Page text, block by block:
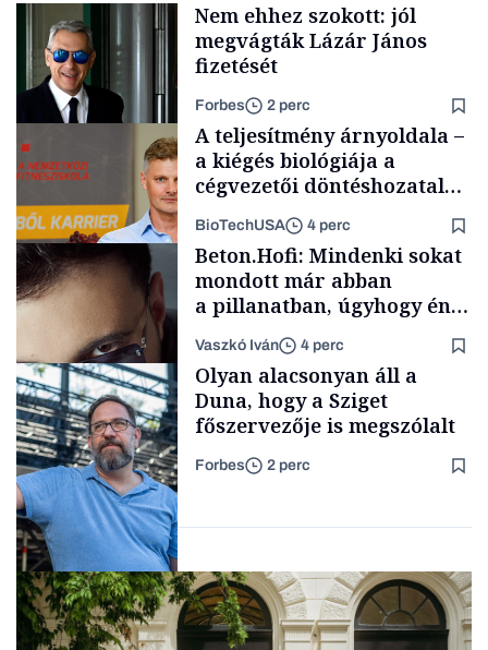
Politika
Nem ehhez szokott: jól
megvágták Lázár János
fizetését
Forbes 2 perc
Content Lab HUB
A teljesítmény árnyoldala –
a kiégés biológiája a
cégvezetői döntéshozatal
BioTechUSA 4 perc
Forbes-sztori
Beton.Hofi: Mindenki sokat
mondott már abban
a pillanatban, úgyhogy én
gondolataimat akartam
kimondani
Vaszkó Iván 4 perc
Társadalom
Olyan alacsonyan áll a
Duna, hogy a Sziget
főszervezője is megszólalt
Forbes 2 perc